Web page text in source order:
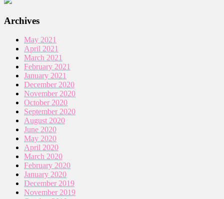
Archives
May 2021
April 2021
March 2021
February 2021
January 2021
December 2020
November 2020
October 2020
September 2020
August 2020
June 2020
May 2020
April 2020
March 2020
February 2020
January 2020
December 2019
November 2019